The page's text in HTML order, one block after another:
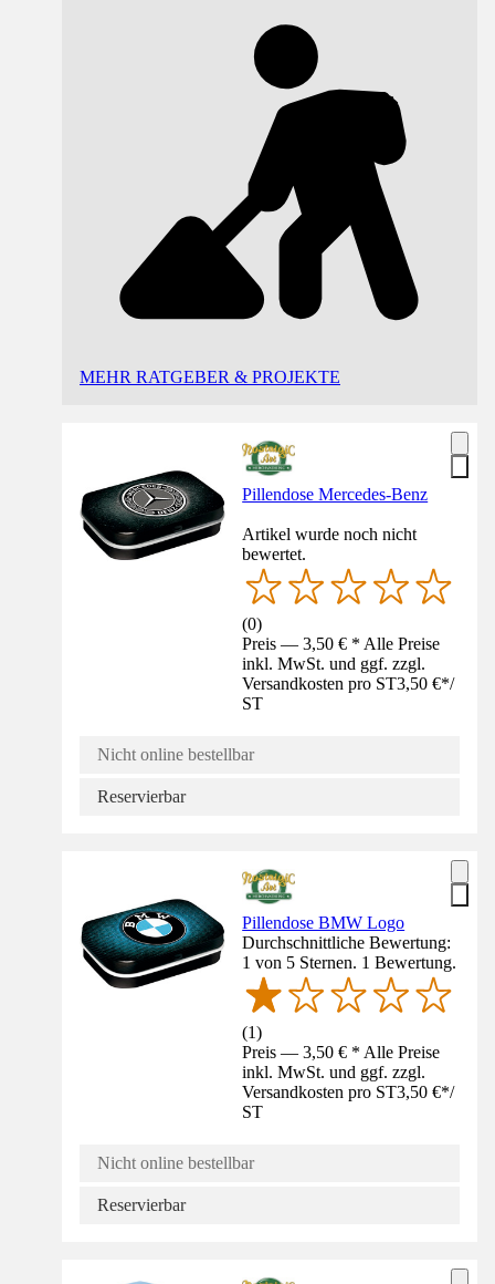
MEHR RATGEBER & PROJEKTE
Pillendose Mercedes-Benz
Artikel wurde noch nicht
bewertet.
(0)
Preis — 3,50 € * Alle Preise
inkl. MwSt. und ggf. zzgl.
Versandkosten pro ST3,50 €*/
ST
Nicht online bestellbar
Reservierbar
Pillendose BMW Logo
Durchschnittliche Bewertung:
1 von 5 Sternen. 1 Bewertung.
(1)
Preis — 3,50 € * Alle Preise
inkl. MwSt. und ggf. zzgl.
Versandkosten pro ST3,50 €*/
ST
Nicht online bestellbar
Reservierbar